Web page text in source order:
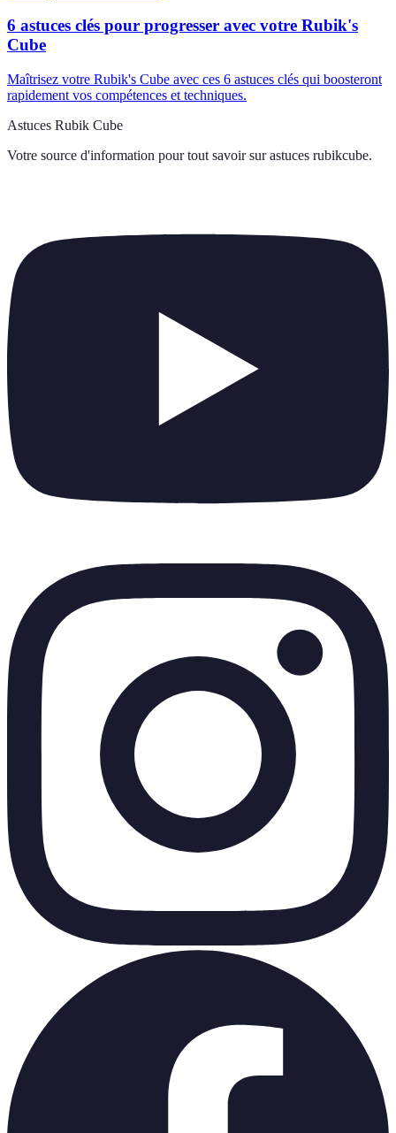
6 astuces clés pour progresser avec votre Rubik's
Cube
Maîtrisez votre Rubik's Cube avec ces 6 astuces clés qui boosteront
rapidement vos compétences et techniques.
Astuces Rubik Cube
Votre source d'information pour tout savoir sur astuces rubikcube.